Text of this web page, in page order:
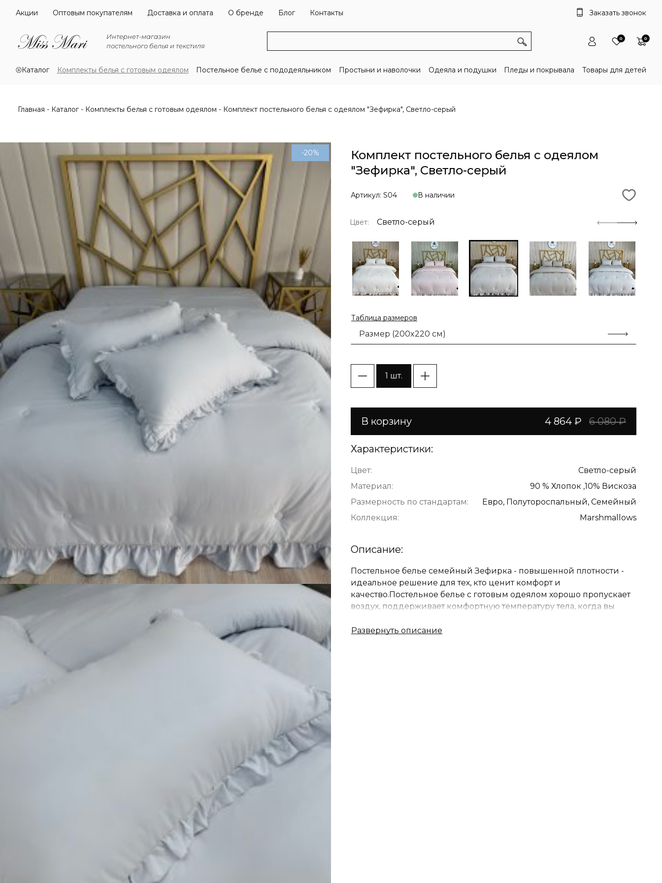
Акции Оптовым покупателям Доставка и оплата О бренде Блог Контакты Заказать звонок
Интернет-магазин
постельного белья и текстиля
0 0
Каталог Комплекты белья с готовым одеялом Постельное белье с пододеяльником Простыни и наволочки Одеяла и подушки Пледы и покрывала Товары для детей
Главная Каталог Комплекты белья с готовым одеялом Комплект постельного белья с одеялом "Зефирка", Светло-серый
-20%
Комплект постельного белья с одеялом
"Зефирка", Светло-серый
Артикул: S04 В наличии
Цвет: Светло-серый
Таблица размеров
Размер (200x220 см)
1 шт.
В корзину 4 864 ₽ 6 080 ₽
Характеристики:
Цвет:
Светло-серый
Материал:
90 % Хлопок ,10% Вискоза
Размерность по стандартам:
Евро, Полутороспальный, Семейный
Коллекция:
Marshmallows
Описание:
Постельное белье семейный Зефирка - повышенной плотности -
идеальное решение для тех, кто ценит комфорт и
качество.Постельное белье с готовым одеялом хорошо пропускает
воздух, поддерживает комфортную температуру тела, когда вы
гигроскопичностью и терморегуляцией, невероятно приятный на